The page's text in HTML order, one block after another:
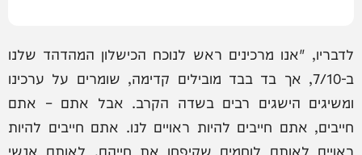
לדבריו, "אנו מרכינים ראש לנוכח הכישלון המהדהד שלנו
ב-7/10, אך בד בבד מובילים קדימה, שומרים על ערכינו
ומשיגים הישגים רבים בשדה הקרב. אבל אתם – אתם
חייבים, אתם חייבים להיות ראויים לנו. אתם חייבים להיות
ראויים לאותם לוחמים שקיפחו את חייהם, לאותם אנשי